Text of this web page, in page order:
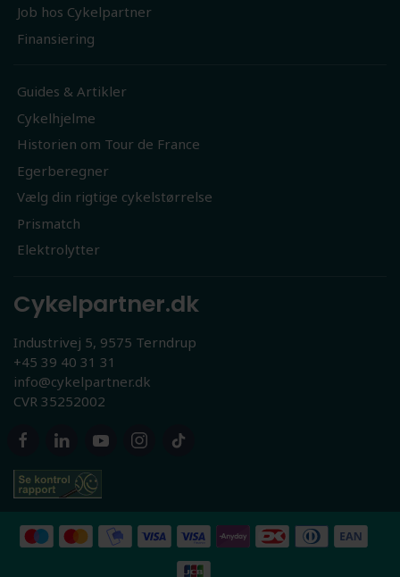
Job hos Cykelpartner
Finansiering
Guides & Artikler
Cykelhjelme
Historien om Tour de France
Egerberegner
Vælg din rigtige cykelstørrelse
Prismatch
Elektrolytter
Cykelpartner.dk
Industrivej 5, 9575 Terndrup
+45 39 40 31 31
info@cykelpartner.dk
CVR 35252002